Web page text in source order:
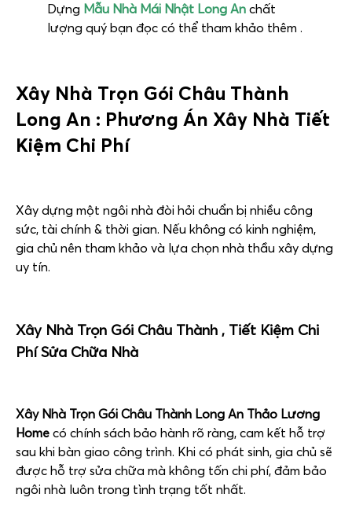
Dựng Mẫu Nhà Mái Nhật Long An chất
lượng quý bạn đọc có thể tham khảo thêm .
Xây Nhà Trọn Gói Châu Thành
Long An : Phương Án Xây Nhà Tiết
Kiệm Chi Phí
Xây dựng một ngôi nhà đòi hỏi chuẩn bị nhiều công
sức, tài chính & thời gian. Nếu không có kinh nghiệm,
gia chủ nên tham khảo và lựa chọn nhà thầu xây dựng
uy tín.
Xây Nhà Trọn Gói Châu Thành , Tiết Kiệm Chi
Phí Sửa Chữa Nhà
Xây Nhà Trọn Gói Châu Thành Long An Thảo Lương
Home có chính sách bảo hành rõ ràng, cam kết hỗ trợ
sau khi bàn giao công trình. Khi có phát sinh, gia chủ sẽ
được hỗ trợ sửa chữa mà không tốn chi phí, đảm bảo
ngôi nhà luôn trong tình trạng tốt nhất.